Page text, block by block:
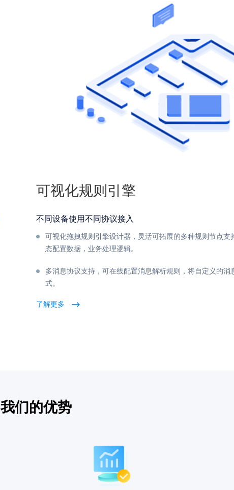
可视化规则引擎
不同设备使用不同协议接入
可视化拖拽规则引擎设计器，灵活可拓展的多种规则节点支
态配置数据，业务处理逻辑。
多消息协议支持，可在线配置消息解析规则，将自定义的消
式。
了解更多
我们的优势